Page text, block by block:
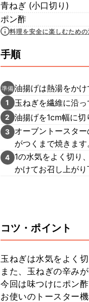
青ねぎ (小口切り)
ポン酢
料理を安全に楽しむため
手順
準備油揚げは熱湯をかけ
1 玉ねぎを繊維に沿
2 油揚げを1cm幅に切
3
オーブントースタ
がつくまで焼きます
4
1の水気をよく切り
かけてお召し上がり
コツ・ポイント
玉ねぎは水気をよく
また、玉ねぎの辛み
今回は味つけにポン
お使いのトースター